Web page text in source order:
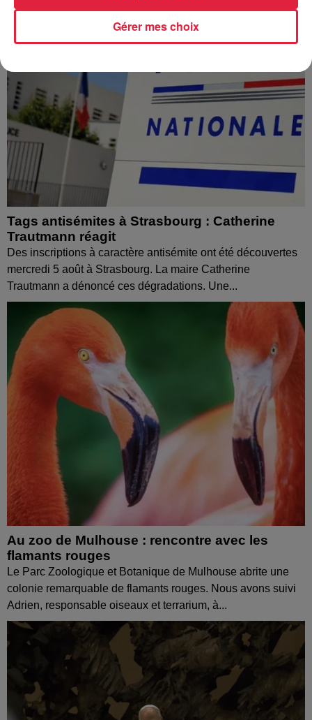
Tags antisémites à Strasbourg : Catherine
Trautmann réagit
Des inscriptions à caractère antisémite ont été découvertes
mercredi 5 août à Strasbourg. La maire Catherine
Trautmann a dénoncé ces dégradations. Une...
Au zoo de Mulhouse : rencontre avec les
flamants rouges
Le Parc Zoologique et Botanique de Mulhouse abrite une
colonie remarquable de flamants rouges. Nous avons suivi
Adrien, responsable oiseaux et terrarium, à...
Gérer mes choix